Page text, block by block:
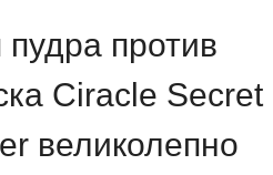
против
Ciracle Secret
великолепно